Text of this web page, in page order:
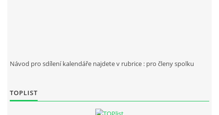
Návod pro sdílení kalendáře najdete v rubrice : pro členy spolku
TOPLIST